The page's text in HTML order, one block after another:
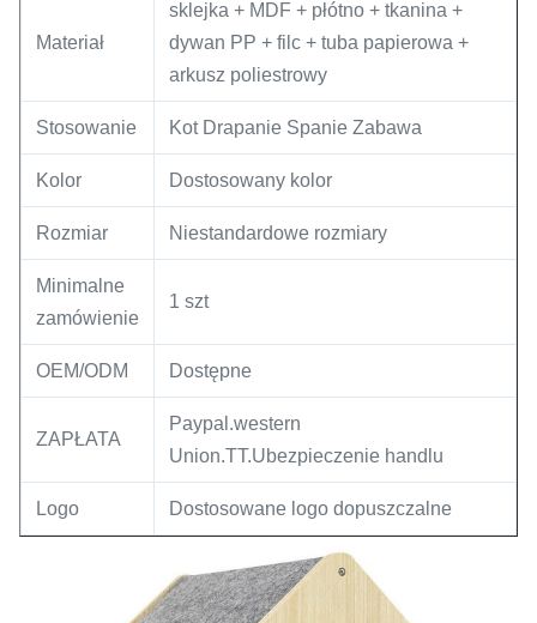
Materiał
sklejka + MDF + płótno + tkanina +
dywan PP + filc + tuba papierowa +
arkusz poliestrowy
Stosowanie Kot Drapanie Spanie Zabawa
Kolor Dostosowany kolor
Rozmiar Niestandardowe rozmiary
Minimalne
zamówienie
1 szt
OEM/ODM Dostępne
ZAPŁATA
Paypal.western
Union.TT.Ubezpieczenie handlu
Logo Dostosowane logo dopuszczalne